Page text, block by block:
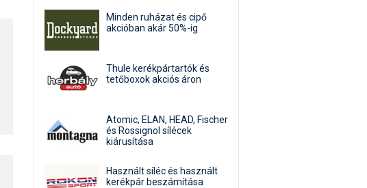
Minden ruházat és cipő
akcióban akár 50%-ig
Thule kerékpártartók és
tetőboxok akciós áron
Atomic, ELAN, HEAD, Fischer
és Rossignol sílécek
kiárusítása
Használt síléc és használt
kerékpár beszámítása